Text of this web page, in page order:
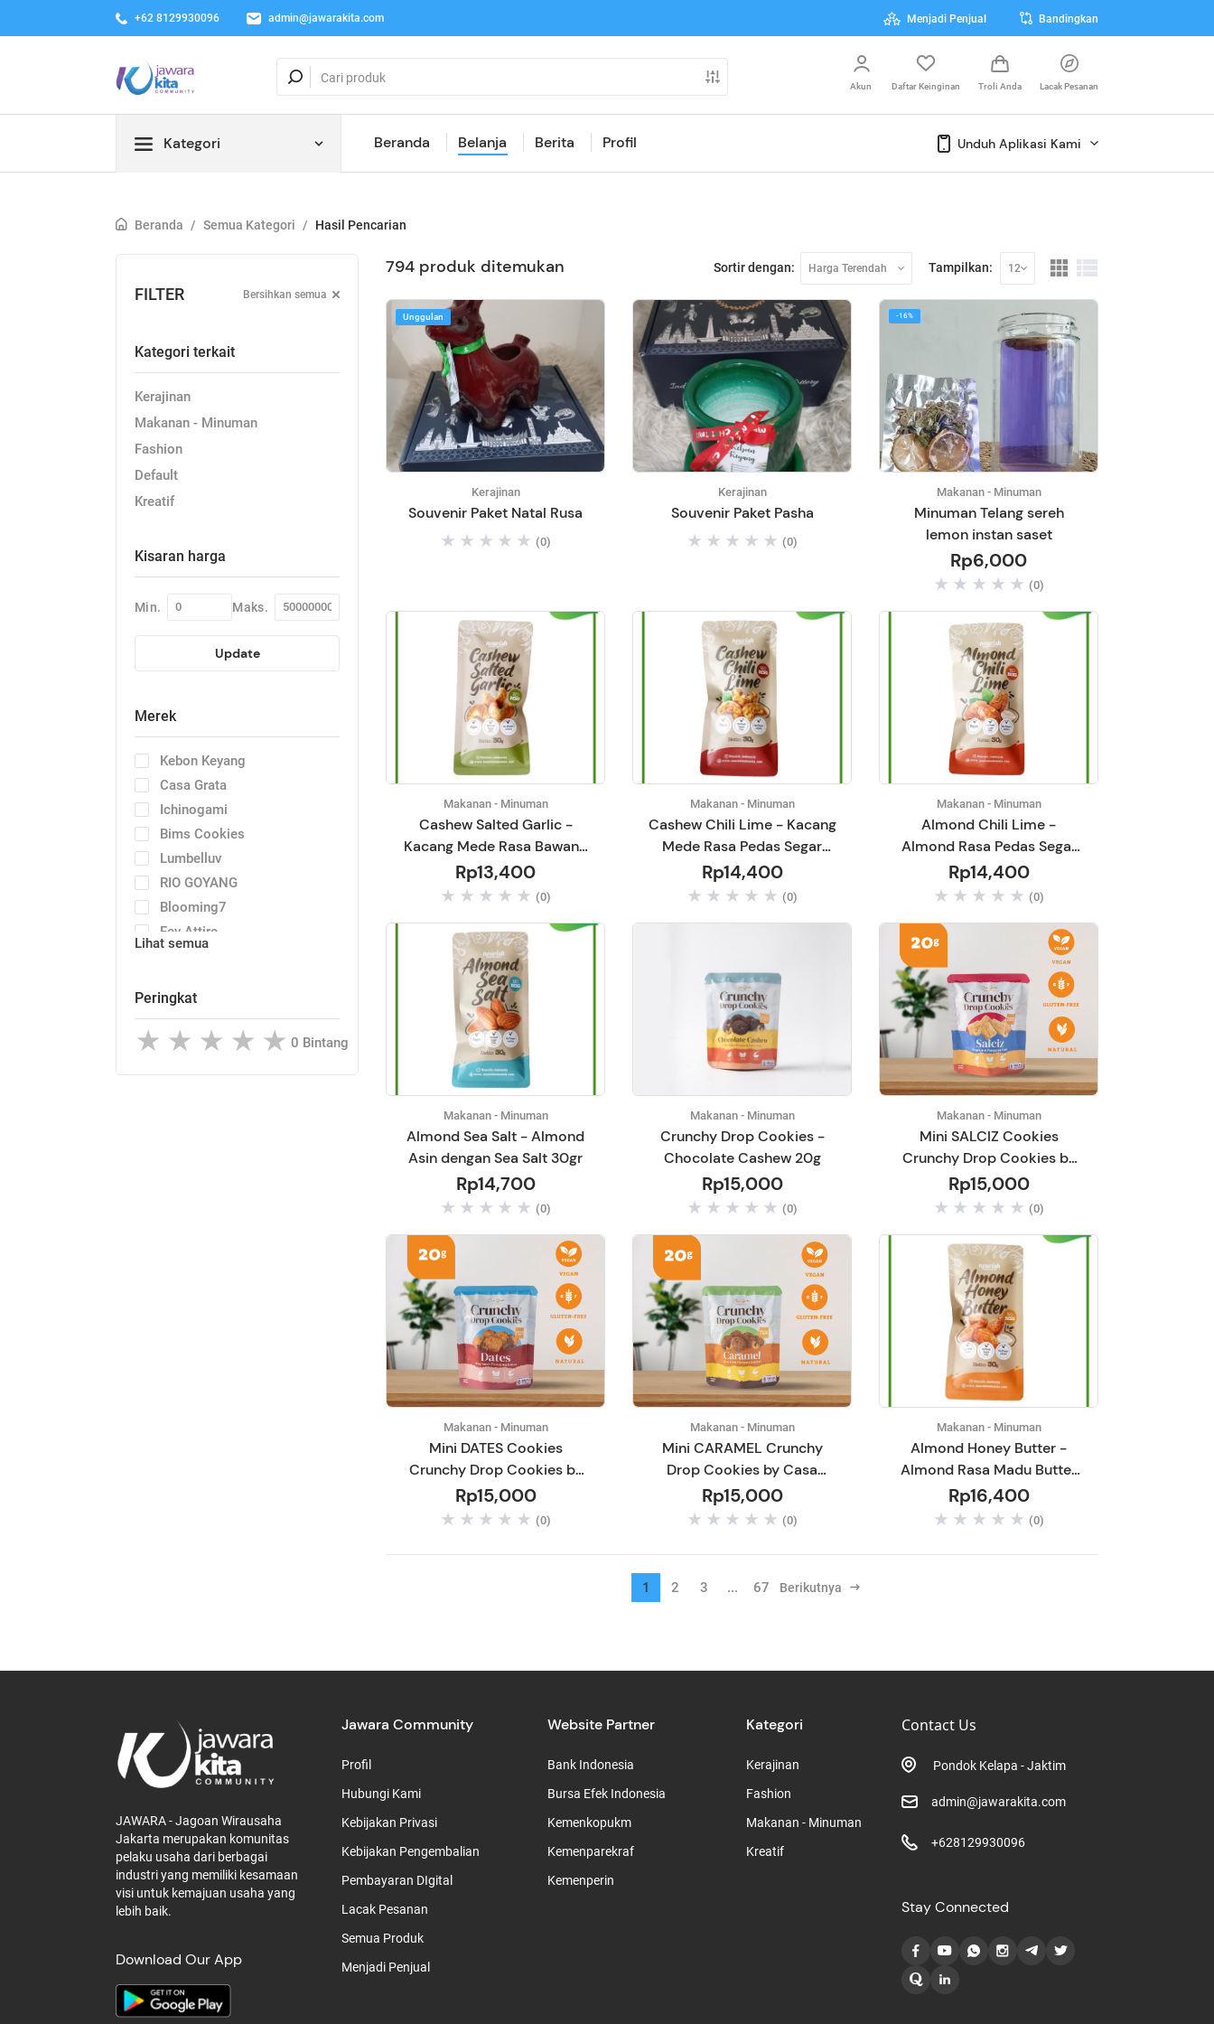
+62 8129930096 admin@jawarakita.com Menjadi Penjual Bandingkan
Akun Daftar Keinginan Troli Anda Lacak Pesanan
Kategori Beranda Belanja Berita Profil Unduh Aplikasi Kami
Beranda / Semua Kategori / Hasil Pencarian
FILTER Bersihkan semua
Kategori terkait
Kerajinan
Makanan - Minuman
Fashion
Default
Kreatif
Kisaran harga
Min. Maks.
Update
Merek
Kebon Keyang
Casa Grata
Ichinogami
Bims Cookies
Lumbelluv
RIO GOYANG
Blooming7
Fey Attire
Konekone
Loftjoy
BOLDSESSION
SANTOON
Lihat semua
Peringkat
Bintang
794 produk ditemukan Sortir dengan: Harga Terendah Tampilkan: 12
Unggulan
Kerajinan
Souvenir Paket Natal Rusa
(0)
Kerajinan
Souvenir Paket Pasha
(0)
-16%
Makanan - Minuman
Minuman Telang sereh
lemon instan saset
Rp6,000
(0)
Makanan - Minuman
Cashew Salted Garlic -
Kacang Mede Rasa Bawang
30gr
Rp13,400
(0)
Makanan - Minuman
Cashew Chili Lime - Kacang
Mede Rasa Pedas Segar
Daun Jeruk 30gr
Rp14,400
(0)
Makanan - Minuman
Almond Chili Lime -
Almond Rasa Pedas Segar
Daun Jeruk 30gr
Rp14,400
(0)
Makanan - Minuman
Almond Sea Salt - Almond
Asin dengan Sea Salt 30gr
Rp14,700
(0)
Makanan - Minuman
Crunchy Drop Cookies -
Chocolate Cashew 20g
Rp15,000
(0)
Makanan - Minuman
Mini SALCIZ Cookies
Crunchy Drop Cookies by
Casa Grata - Gluten Free &
Vegan 20gram
Rp15,000
(0)
Makanan - Minuman
Mini DATES Cookies
Crunchy Drop Cookies by
Casa Grata - Gluten Free &
Vegan 20gram
Rp15,000
(0)
Makanan - Minuman
Mini CARAMEL Crunchy
Drop Cookies by Casa
Grata - Gluten Free, Vegan,
natural, baked - 20 gram
Rp15,000
(0)
Makanan - Minuman
Almond Honey Butter -
Almond Rasa Madu Butter
30gr
Rp16,400
(0)
1 2 3 ... 67 Berikutnya
JAWARA - Jagoan Wirausaha
Jakarta merupakan komunitas
pelaku usaha dari berbagai
industri yang memiliki kesamaan
visi untuk kemajuan usaha yang
lebih baik.
Download Our App
Jawara Community
Profil
Hubungi Kami
Kebijakan Privasi
Kebijakan Pengembalian
Pembayaran DIgital
Lacak Pesanan
Semua Produk
Menjadi Penjual
Website Partner
Bank Indonesia
Bursa Efek Indonesia
Kemenkopukm
Kemenparekraf
Kemenperin
Kategori
Kerajinan
Fashion
Makanan - Minuman
Kreatif
Contact Us
Pondok Kelapa - Jaktim
admin@jawarakita.com
+628129930096
Stay Connected